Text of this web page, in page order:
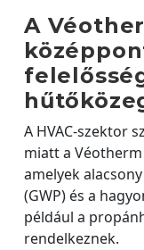
A
A HVAC-szektor
miatt a
amelyek
(GWP) és a
például a
rendelkeznek.